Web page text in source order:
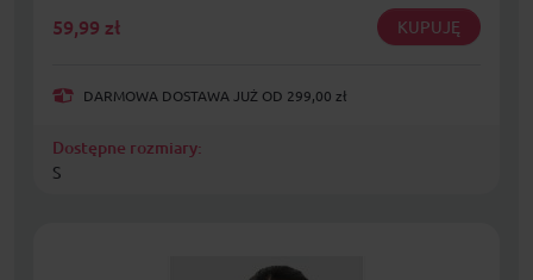
59,99 zł KUPUJĘ
DARMOWA DOSTAWA JUŻ OD 299,00 zł
Dostępne rozmiary:
S